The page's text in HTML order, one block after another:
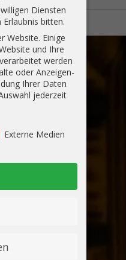
Diensten
bitten.
Website. Einige
und Ihre
werden
oder Anzeigen-
Ihrer Daten
jederzeit
Externe Medien